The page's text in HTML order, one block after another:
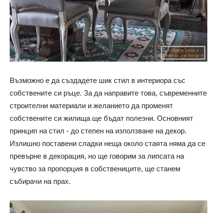
Възможно е да създадете шик стил в интериора със
собствените си ръце. За да направите това, съвременните
строителни материали и желанието да променят
собствените си жилища ще бъдат полезни. Основният
принцип на стил - до степен на използване на декор.
Излишно поставени сладки неща около стаята няма да се
превърне в декорация, но ще говорим за липсата на
чувство за пропорция в собствениците, ще станем
събирачи на прах.